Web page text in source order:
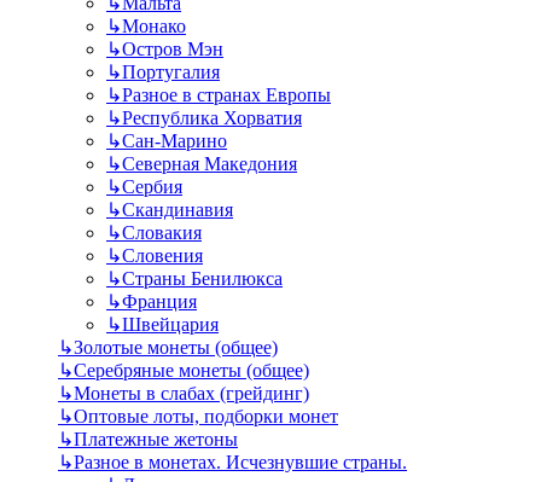
↳Монако
↳Остров Мэн
↳Португалия
↳Разное в странах Европы
↳Республика Хорватия
↳Сан-Марино
↳Северная Македония
↳Сербия
↳Скандинавия
↳Словакия
↳Словения
↳Страны Бенилюкса
↳Франция
↳Швейцария
↳Золотые монеты (общее)
↳Серебряные монеты (общее)
↳Монеты в слабах (грейдинг)
↳Оптовые лоты, подборки монет
↳Платежные жетоны
↳Разное в монетах. Исчезнувшие страны.